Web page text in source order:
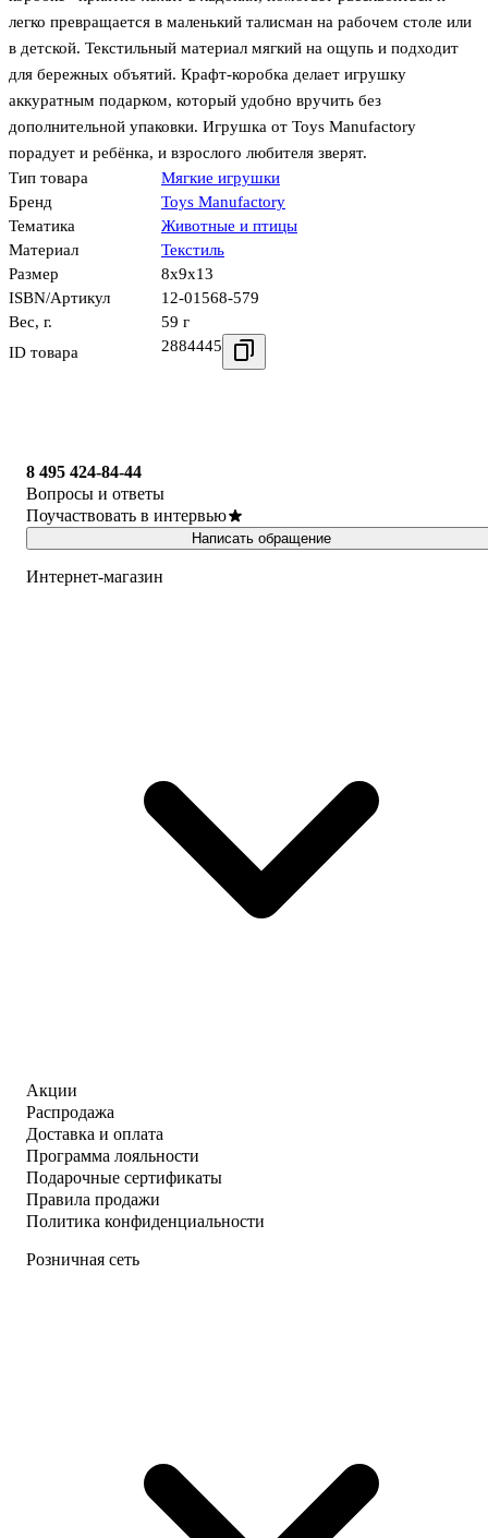
легко превращается в маленький талисман на рабочем столе или
в детской. Текстильный материал мягкий на ощупь и подходит
для бережных объятий. Крафт-коробка делает игрушку
аккуратным подарком, который удобно вручить без
дополнительной упаковки. Игрушка от Toys Manufactory
порадует и ребёнка, и взрослого любителя зверят.
Тип товара
Мягкие игрушки
Бренд
Toys Manufactory
Тематика
Животные и птицы
Материал
Текстиль
Размер
8x9x13
ISBN/Артикул
12-01568-579
Вес, г.
59 г
ID товара
2884445
8 495 424-84-44
Вопросы и ответы
Поучаствовать в интервью
Написать обращение
Интернет-магазин
Акции
Распродажа
Доставка и оплата
Программа лояльности
Подарочные сертификаты
Правила продажи
Политика конфиденциальности
Розничная сеть